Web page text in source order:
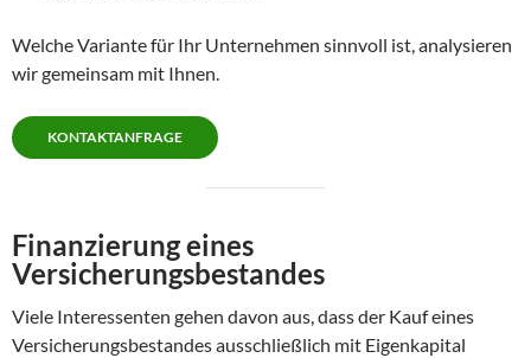
Welche Variante für Ihr Unternehmen sinnvoll ist, analysieren
wir gemeinsam mit Ihnen.
KONTAKTANFRAGE
Finanzierung eines
Versicherungsbestandes
Viele Interessenten gehen davon aus, dass der Kauf eines
Versicherungsbestandes ausschließlich mit Eigenkapital